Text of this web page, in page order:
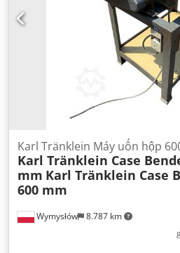
Wymysłów 8.787 km
Karl Tränklein Máy uốn hộp
Karl Tränklein Case
mm Karl Tränklein Case
600 mm